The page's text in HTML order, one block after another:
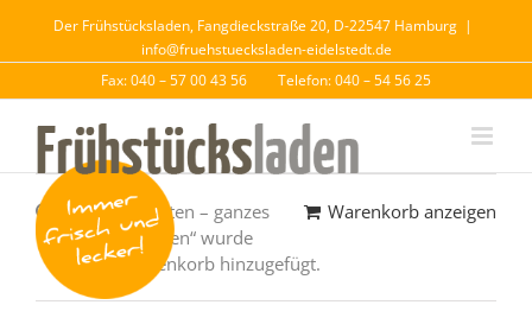
Der Frühstücksladen, Fangdieckstraße 20, D-22547 Hamburg |
info@fruehstuecksladen-eidelstedt.de
Fax: 040 – 57 00 43 56
Telefon: 040 – 54 56 25
Warenkorb anzeigen
„Käse div. Sorten – ganzes
Weizenbrötchen“ wurde
deinem Warenkorb hinzugefügt.